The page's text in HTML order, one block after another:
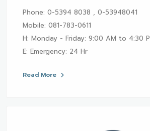
Phone: 0-5394 8038 , 0-53948041
Mobile: 081-783-0611
H: Monday - Friday: 9:00 AM to 4:30
E: Emergency: 24 Hr
Read More